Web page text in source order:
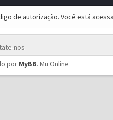
de autorização. Você está
nos
por MyBB. Mu Online